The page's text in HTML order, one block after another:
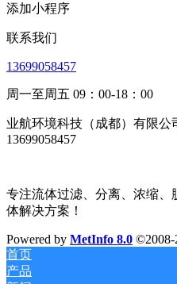
添加小程序
联系我们
13699058457
周一至周五 09：00-18：00
业航环境科技（成都）有限公
13699058457
专注流体过滤、分离、浓缩
体解决方案！
Powered by MetInfo 8.0 ©2008-
首页
产品